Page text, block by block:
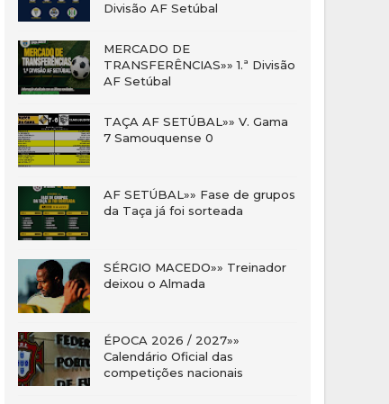
Divisão AF Setúbal
MERCADO DE
TRANSFERÊNCIAS»» 1.ª Divisão
AF Setúbal
TAÇA AF SETÚBAL»» V. Gama
7 Samouquense 0
AF SETÚBAL»» Fase de grupos
da Taça já foi sorteada
SÉRGIO MACEDO»» Treinador
deixou o Almada
ÉPOCA 2026 / 2027»»
Calendário Oficial das
competições nacionais